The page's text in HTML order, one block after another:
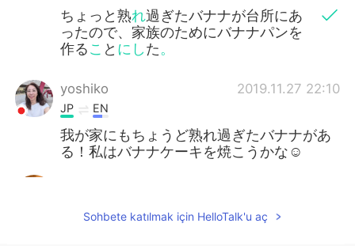
ちょっと熟れ過ぎたバナナが台所にあ
ったので、家族のためにバナナパンを
作るこ と にした。
yoshiko 2019.11.27 22:10
JP EN
我が家にもちょうど熟れ過ぎたバナナがあ
る！私はバナナケーキを焼こうかな☺️
Sohbete katılmak için HelloTalk'u aç